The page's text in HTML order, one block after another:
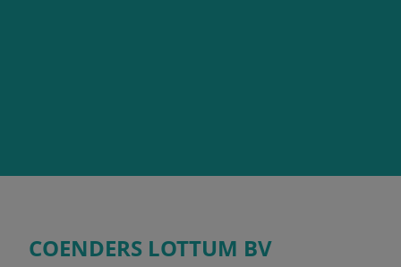
COENDERS LOTTUM BV